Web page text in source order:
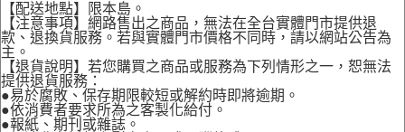
【配送地點】限本島。
【注意事項】網路售出之商品，無法在全台實體門市提供退
款、退換貨服務。若與實體門市價格不同時，請以網站公告為
主。
【退貨說明】若您購買之商品或服務為下列情形之一，恕無法
提供退貨服務：
●易於腐敗、保存期限較短或解約時即將逾期。
●依消費者要求所為之客製化給付。
●報紙、期刊或雜誌。